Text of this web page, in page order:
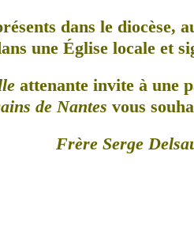
dans le diocèse,
une Église locale et
attenante invite à une
de Nantes vous
Frère Serge